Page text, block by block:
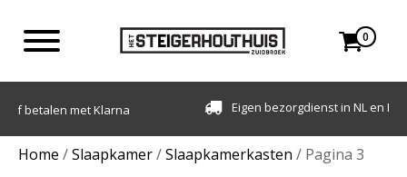
0
Eigen bezorgdienst in NL en BE. Afhalen ook mogelijk.
Home /Slaapkamer/Slaapkamerkasten / Pagina 3